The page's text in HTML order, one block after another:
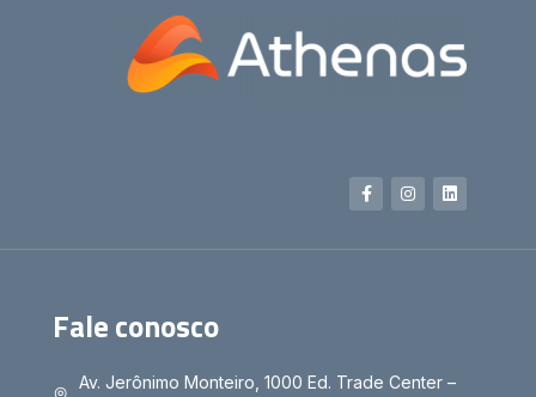
Fale conosco
Av. Jerônimo Monteiro, 1000 Ed. Trade Center –